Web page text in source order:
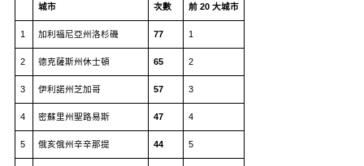
城市
次數
前 20 大城市
1 加利福尼亞州洛杉磯 77 1
2 德克薩斯州休士頓 65 2
3 伊利諾州芝加哥 57 3
4 密蘇里州聖路易斯 47 4
5 俄亥俄州辛辛那提 44 5